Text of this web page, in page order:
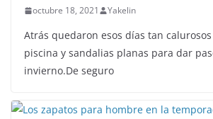
octubre 18, 2021 Yakelin
Atrás quedaron esos días tan
piscina y sandalias planas para dar
invierno.De seguro